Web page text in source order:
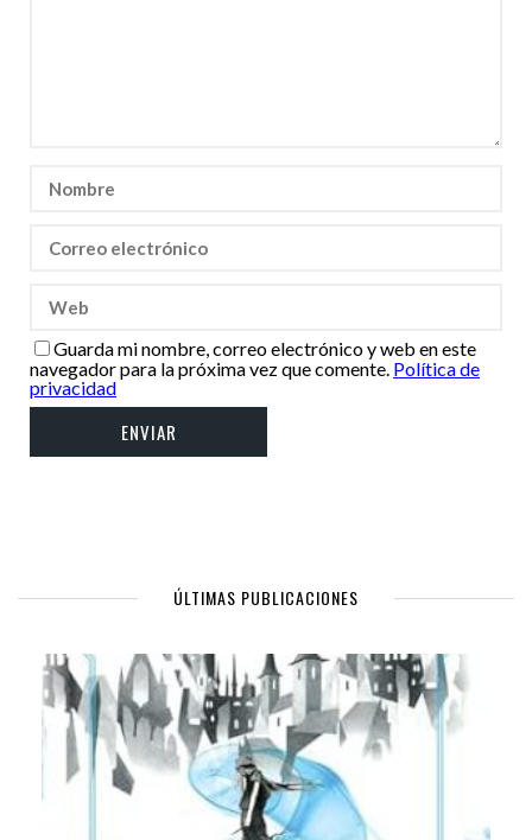
Guarda mi nombre, correo electrónico y web en este
navegador para la próxima vez que comente. Política de
privacidad
ÚLTIMAS PUBLICACIONES